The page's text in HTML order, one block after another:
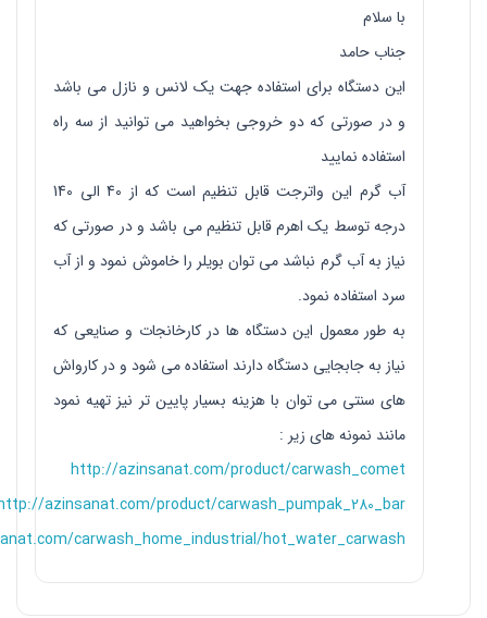
با سلام
جناب حامد
این دستگاه برای استفاده جهت یک لانس و نازل می باشد
و در صورتی که دو خروجی بخواهید می توانید از سه راه
استفاده نمایید
آب گرم این واترجت قابل تنظیم است که از 40 الی 140
درجه توسط یک اهرم قابل تنظیم می باشد و در صورتی که
نیاز به آب گرم نباشد می توان بویلر را خاموش نمود و از آب
سرد استفاده نمود.
به طور معمول این دستگاه ها در کارخانجات و صنایعی که
نیاز به جابجایی دستگاه دارند استفاده می شود و در کارواش
های سنتی می توان با هزینه بسیار پایین تر نیز تهیه نمود
مانند نمونه های زیر :
http://azinsanat.com/product/carwash_comet
azinsanat.com/product/carwash_pumpak_280_bar
carwash_home_industrial/hot_water_carwash